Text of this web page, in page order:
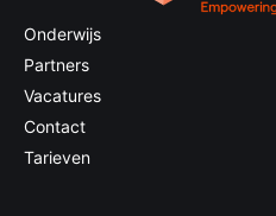
Onderwijs
Partners
Vacatures
Contact
Tarieven